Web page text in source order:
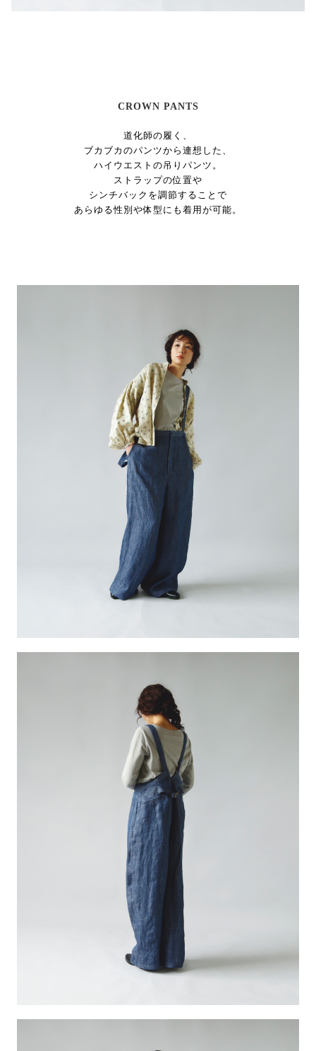
CROWN PANTS
道化師の履く、
ブカブカのパンツから連想した、
ハイウエストの吊りパンツ。
ストラップの位置や
シンチバックを調節することで
あらゆる性別や体型にも着用が可能。